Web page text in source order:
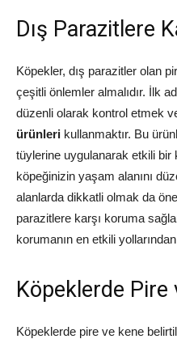
Dış Parazitlere
Köpekler, dış parazitler olan
çeşitli önlemler almalıdır. İlk
düzenli olarak kontrol etmek
ürünleri kullanmaktır. Bu
tüylerine uygulanarak etkili bir
köpeğinizin yaşam alanını
alanlarda dikkatli olmak da
parazitlere karşı koruma
korumanın en etkili
Köpeklerde Pire
Köpeklerde pire ve kene